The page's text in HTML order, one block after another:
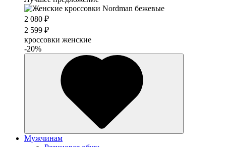
2 080 ₽
2 599 ₽
кроссовки женские
-20%
Мужчинам